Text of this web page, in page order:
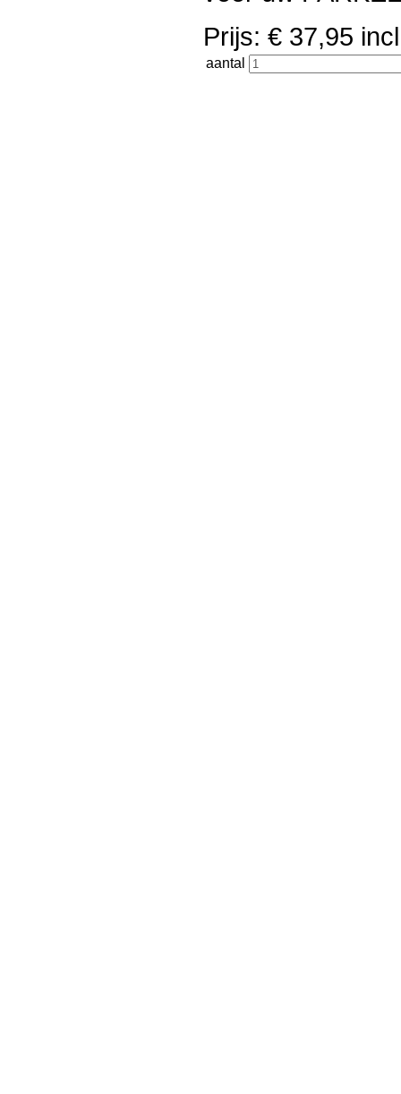
Prijs: € 37,95
aantal